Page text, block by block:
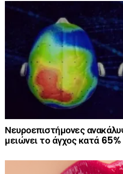
Νευροεπιστήμονες
μειώνει το άγχος κατά